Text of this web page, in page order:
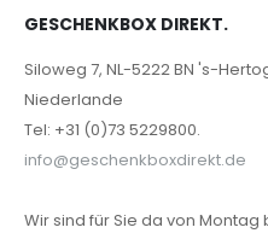
GESCHENKBOX DIREKT.
Siloweg 7, NL-5222 BN 's-
Niederlande
Tel: +31 (0)73 5229800.
info@geschenkboxdirekt.de
Wir sind für Sie da von